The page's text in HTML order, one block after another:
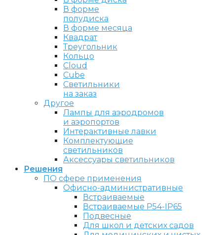
В форме
полудиска
В форме месяца
Квадрат
Треугольник
Кольцо
Cloud
Cube
Светильники
на заказ
Другое
Лампы для аэродромов
и аэропортов
Интерактивные лавки
Комплектующие
светильников
Аксессуары светильников
Решения
ПО сфере применения
Офисно-административные
Встраиваемые
Встраиваемые P54-IP65
Подвесные
Для школ и детских садов